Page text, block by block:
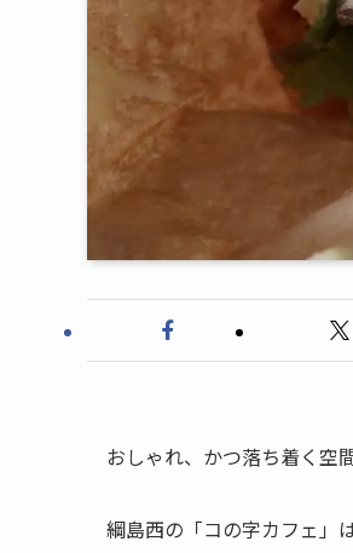
おしゃれ、かつ落ち着く空
綱島西の「コの字カフェ